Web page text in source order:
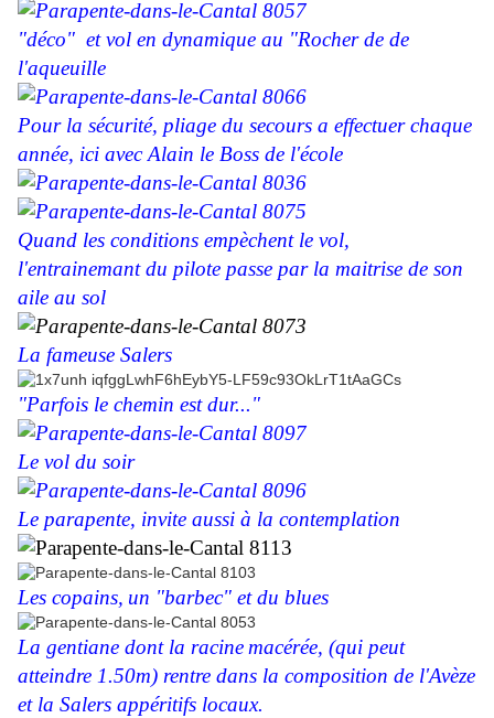
"déco" et vol en dynamique au "Rocher de de
l'aqueuille
Pour la sécurité, pliage du secours a effectuer chaque
année, ici avec Alain le Boss de l'école
Quand les conditions empèchent le vol,
l'entrainemant du pilote passe par la maitrise de son
aile au sol
La fameuse Salers
"Parfois le chemin est dur..."
Le vol du soir
Le parapente, invite aussi à la contemplation
Les copains, un "barbec" et du blues
La gentiane dont la racine macérée, (qui peut
atteindre 1.50m) rentre dans la composition de l'Avèze
et la Salers appéritifs locaux.